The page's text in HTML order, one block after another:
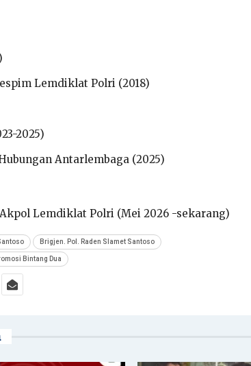
Lemdiklat Polri (2018)
2025)
Antarlembaga (2025)
Lemdiklat Polri (Mei 2026 -sekarang)
Brigjen. Pol. Raden Slamet Santoso
Bintang Dua